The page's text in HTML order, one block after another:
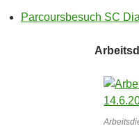
Parcoursbesuch SC